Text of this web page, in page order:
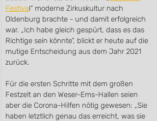
Festival“ moderne Zirkuskultur nach
Oldenburg brachte - und damit erfolgreich
war. „Ich habe gleich gespürt, dass es das
Richtige sein könnte“, blickt er heute auf die
mutige Entscheidung aus dem Jahr 2021
zurück.
Für die ersten Schritte mit dem großen
Festzelt an den Weser-Ems-Hallen seien
aber die Corona-Hilfen nötig gewesen: „Sie
haben letztlich genau das erreicht, was sie